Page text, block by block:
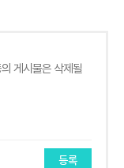
등록